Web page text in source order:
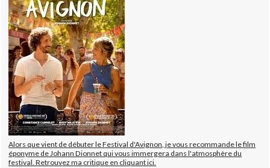
Alors que vient de débuter le Festival d'Avignon, je vous recommande le film
éponyme de Johann Dionnet qui vous immergera dans l'atmosphère du
festival. Retrouvez ma critique en cliquant ici.